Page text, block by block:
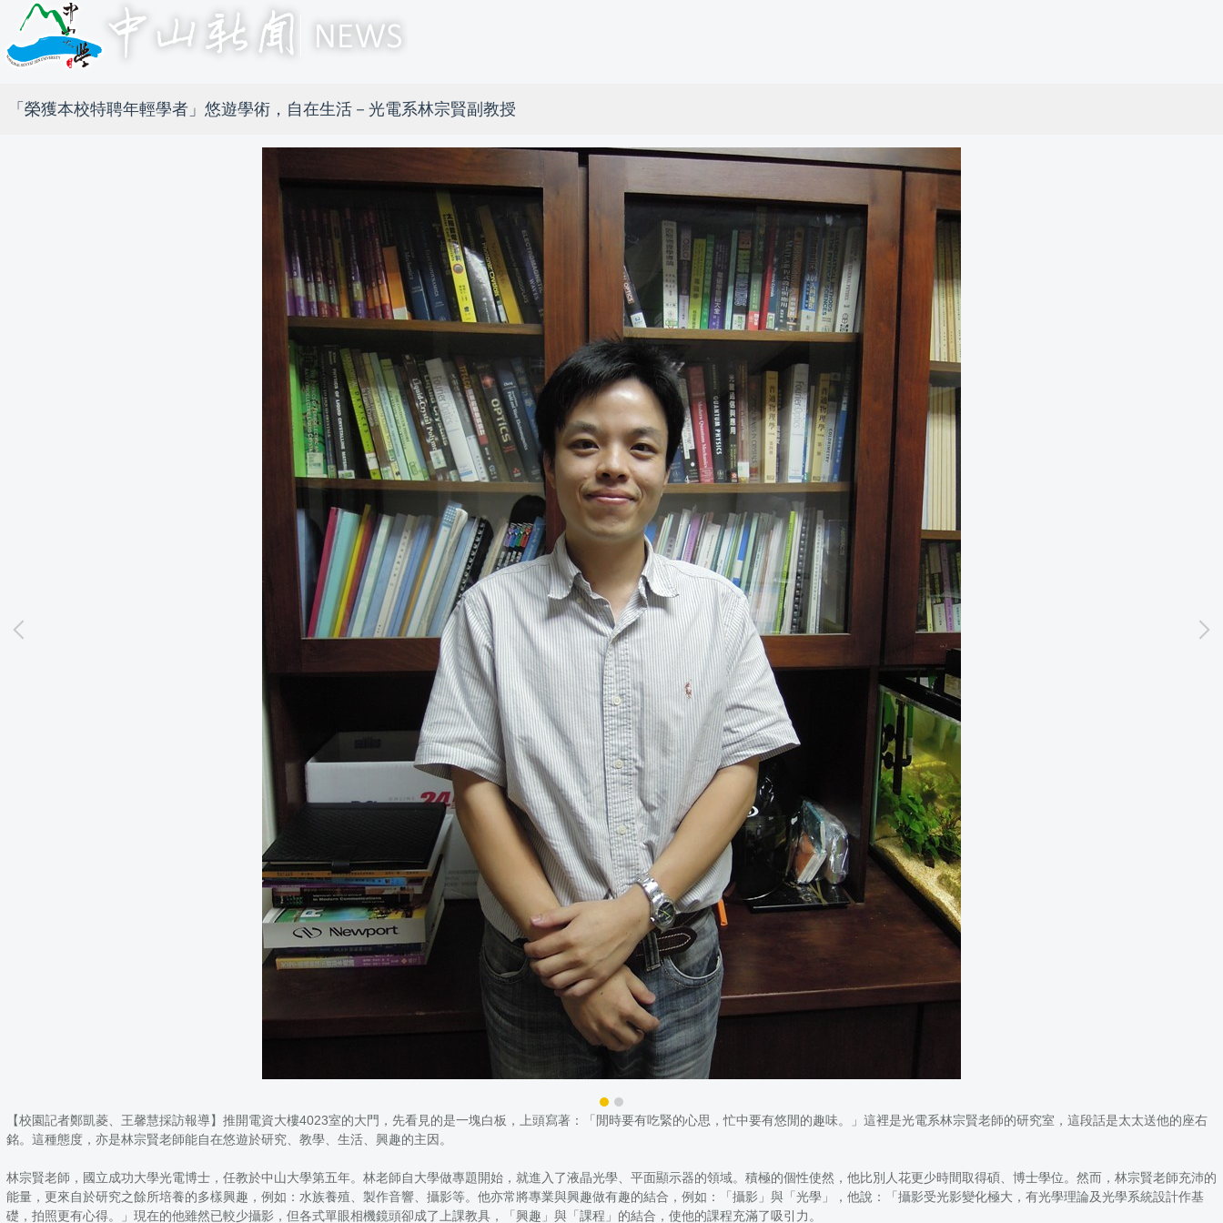
「榮獲本校特聘年輕學者」悠遊學術，自在生活－光電系林宗賢副教授
【校園記者鄭凱菱、王馨慧採訪報導】推開電資大樓4023室的大門，先看見的是一塊白板，上頭寫著：「閒時要有吃緊的心思，忙中要有悠閒的趣味。」這裡是光電系林宗賢老師的研究室，這段話是太太送他的座右
銘。這種態度，亦是林宗賢老師能自在悠遊於研究、教學、生活、興趣的主因。
林宗賢老師，國立成功大學光電博士，任教於中山大學第五年。林老師自大學做專題開始，就進入了液晶光學、平面顯示器的領域。積極的個性使然，他比別人花更少時間取得碩、博士學位。然而，林宗賢老師充沛的
能量，更來自於研究之餘所培養的多樣興趣，例如：水族養殖、製作音響、攝影等。他亦常將專業與興趣做有趣的結合，例如：「攝影」與「光學」，他說：「攝影受光影變化極大，有光學理論及光學系統設計作基
礎，拍照更有心得。」現在的他雖然已較少攝影，但各式單眼相機鏡頭卻成了上課教具，「興趣」與「課程」的結合，使他的課程充滿了吸引力。